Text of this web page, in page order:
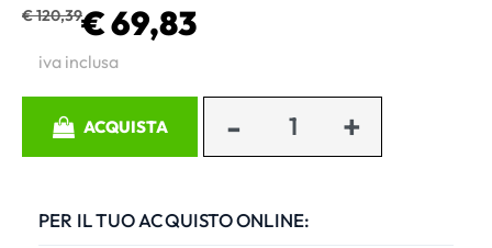
€ 120,39€ 69,83
iva inclusa
ACQUISTA
PER IL TUO ACQUISTO ONLINE: